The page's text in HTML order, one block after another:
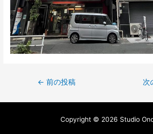
← 前の投稿 次
Copyright © 2026 Studio